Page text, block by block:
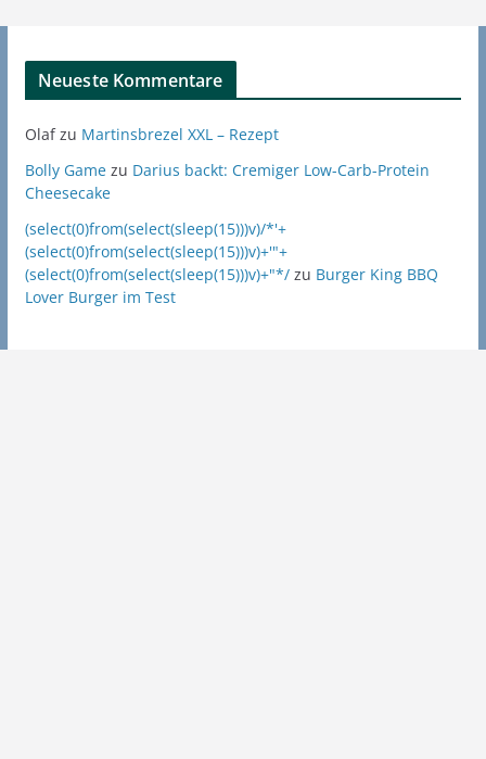
Neueste Kommentare
Olafzu Martinsbrezel XXL – Rezept
Bolly Gamezu Darius backt: Cremiger Low-Carb-Protein
Cheesecake
(select(0)from(select(sleep(15)))v)/*'+
(select(0)from(select(sleep(15)))v)+'"+
(select(0)from(select(sleep(15)))v)+"*/zu Burger King BBQ
Lover Burger im Test